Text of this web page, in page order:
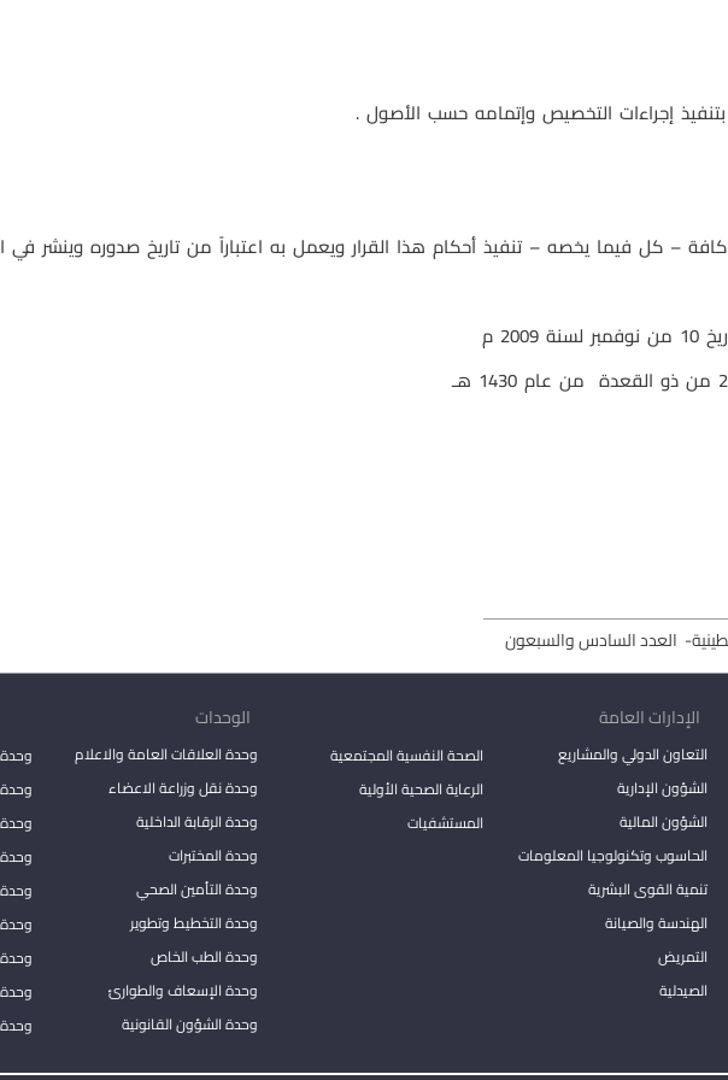
إجراءات التخصيص وإتمامه حسب الأصول .
– كل فيما يخصه – تنفيذ أحكام هذا القرار ويعمل به اعتباراً من تاريخ صدوره وينشر في
م
العدد السادس والسبعون
الإدارات العامة
التعاون الدولي والمشاريع
الشؤون الإدارية
الشؤون المالية
الحاسوب وتكنولوجيا المعلومات
تنمية القوى البشرية
الهندسة والصيانة
التمريض
الصيدلية
الصحة النفسية المجتمعية
الرعاية الصحية الأولية
المستشفيات
الوحدات
وحدة العلاقات العامة والاعلام
وحدة نقل وزراعة الاعضاء
وحدة الرقابة الداخلية
وحدة المختبرات
وحدة التأمين الصحي
وحدة التخطيط وتطوير
وحدة الطب الخاص
وحدة الإسعاف والطوارئ
وحدة الشؤون القانونية
وحدة
وحدة